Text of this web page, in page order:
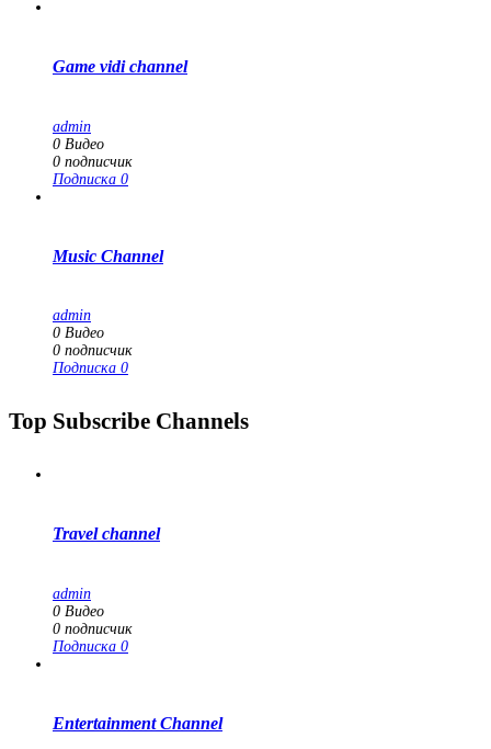
Game vidi channel
admin
0 Видео
0 подписчик
Подписка 0
Music Channel
admin
0 Видео
0 подписчик
Подписка 0
Top Subscribe Channels
Travel channel
admin
0 Видео
0 подписчик
Подписка 0
Entertainment Channel